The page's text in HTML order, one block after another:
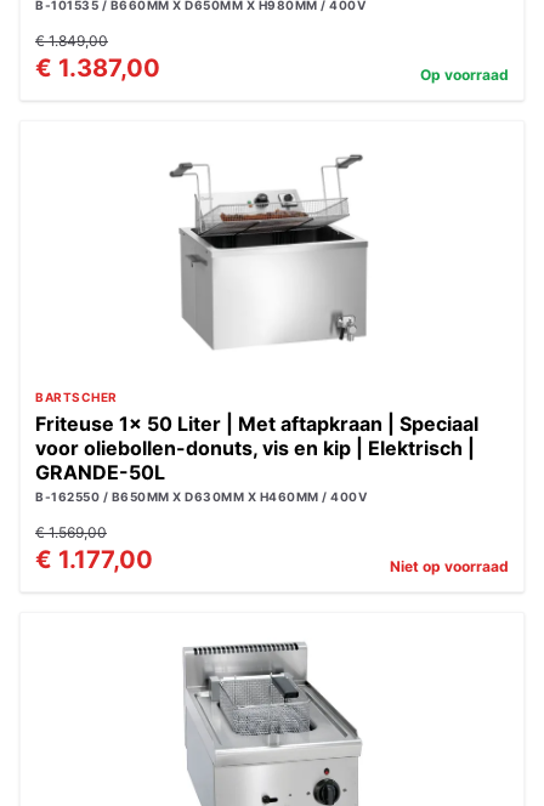
B-101535 / B660MM X D650MM X H980MM / 400V
€ 1.849,00
€ 1.387,00 Op voorraad
BARTSCHER
Friteuse 1x 50 Liter | Met aftapkraan | Speciaal
voor oliebollen-donuts, vis en kip | Elektrisch |
GRANDE-50L
B-162550 / B650MM X D630MM X H460MM / 400V
€ 1.569,00
€ 1.177,00 Niet op voorraad